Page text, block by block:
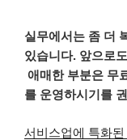
실무에서는 좀 더
있습니다. 앞으로
애매한 부분은 무
를 운영하시기를
서비스업에 특화